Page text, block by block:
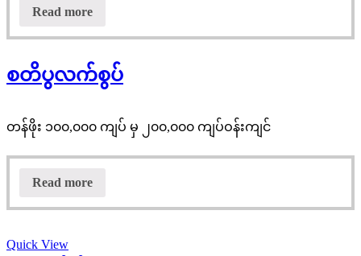
Read more
စတိပွလက်စွပ်
တန်ဖိုး ၁၀၀,၀၀၀ ကျပ် မှ ၂၀၀,၀၀၀ ကျပ်ဝန်းကျင်
Read more
Quick View